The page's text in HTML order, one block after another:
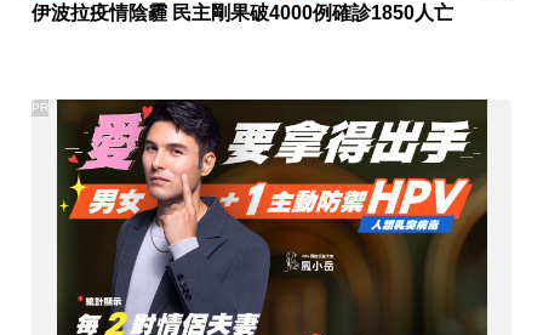
伊波拉疫情陰霾 民主剛果破4000例確診1850人亡
PR